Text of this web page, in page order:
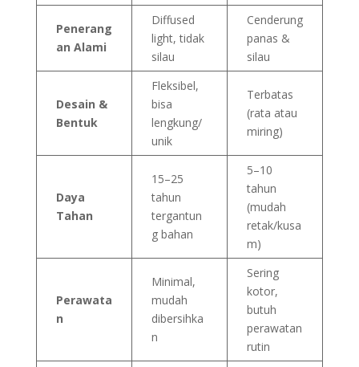
Penerang
an Alami
Diffused
light, tidak
silau
Cenderung
panas &
silau
Desain &
Bentuk
Fleksibel,
bisa
lengkung/
unik
Terbatas
(rata atau
miring)
Daya
Tahan
15–25
tahun
tergantun
g bahan
5–10
tahun
(mudah
retak/kusa
m)
Perawata
n
Minimal,
mudah
dibersihka
n
Sering
kotor,
butuh
perawatan
rutin